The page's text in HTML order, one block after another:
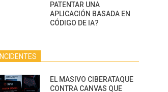
PATENTAR UNA
APLICACIÓN BASADA EN
CÓDIGO DE IA?
INCIDENTES
EL MASIVO CIBERATAQUE
CONTRA CANVAS QUE